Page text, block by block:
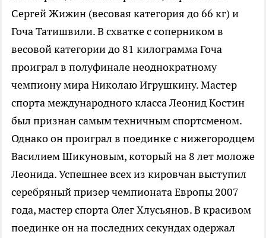
Сергей Жижин (весовая категория до 66 кг) и
Гоча Татишвили. В схватке с соперником в
весовой категории до 81 килограмма Гоча
проиграл в полуфинале неоднократному
чемпиону мира Николаю Игрушкину. Мастер
спорта международного класса Леонид Костин
был признан самым техничным спортсменом.
Однако он проиграл в поединке с нижегородцем
Василием Шикуновым, который на 8 лет моложе
Леонида. Успешнее всех из кировчан выступил
серебряный призер чемпионата Европы 2007
года, мастер спорта Олег Хлусьянов. В красивом
поединке он на последних секундах одержал